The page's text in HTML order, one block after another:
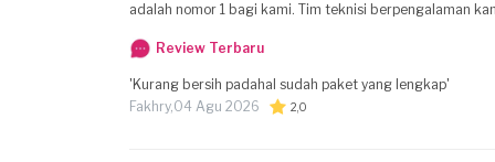
adalah nomor 1 bagi kami. Tim teknisi berpengalaman
AC - Service Mesin Cuci - Service Kulkas Mengapa memilih kami: - Ahli di bidang perbaikan dan perawatan alat rumah tangga - Layanan lokal di
Babelan, Kabupaten Bekasi, Jawa Barat - Komitmen terhadap kualitas dan kepuasan
layanan, konsultasi, atau penawaran harga yang
Review Terbaru
'Kurang bersih padahal sudah paket yang lengkap'
Fakhry,04 Agu 2026 2,0